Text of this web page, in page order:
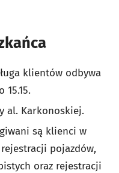
klientów odbywa
15.15.
al. Karkonoskiej.
są klienci w
pojazdów,
oraz rejestracji